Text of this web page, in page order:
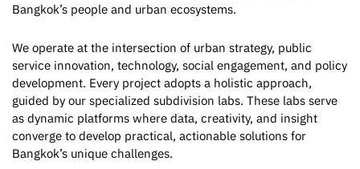
Bangkok’s people and urban ecosystems.
We operate at the intersection of urban strategy, public
service innovation, technology, social engagement, and policy
development. Every project adopts a holistic approach,
guided by our specialized subdivision labs. These labs serve
as dynamic platforms where data, creativity, and insight
converge to develop practical, actionable solutions for
Bangkok’s unique challenges.